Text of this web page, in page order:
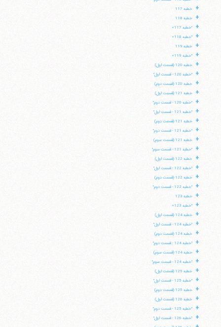
+ خطبه 117
+ خطبه 118
+ "خطبه 117»
+ "خطبه 118»
+ خطبه 119
+ "خطبه 119»
+ خطبه 120 (قسمت اول)
+ "خطبه 120 - قسمت اول"
+ خطبه 120 (قسمت دوم)
+ خطبه 121 (قسمت اول)
+ "خطبه 120 - قسمت دوم"
+ "خطبه 121 - قسمت اول"
+ خطبه 121 (قسمت دوم)
+ "خطبه 121 - قسمت دوم"
+ خطبه 121 (قسمت سوم)
+ "خطبه 121 - قسمت سوم"
+ خطبه 122 (قسمت اول)
+ "خطبه 122 - قسمت اول"
+ خطبه 122 (قسمت دوم)
+ "خطبه 122 - قسمت دوم"
+ خطبه 123
+ "خطبه 123»
+ خطبه 124 (قسمت اول)
+ "خطبه 124 - قسمت اول"
+ خطبه 124 (قسمت دوم)
+ "خطبه 124 - قسمت دوم"
+ خطبه 124 (قسمت سوم)
+ "خطبه 124 - قسمت سوم"
+ خطبه 125 (قسمت اول)
+ "خطبه 125 - قسمت اول"
+ خطبه 125 (قسمت دوم)
+ خطبه 126 (قسمت اول)
+ "خطبه 125 - قسمت دوم"
+ "خطبه 126 - قسمت اول"